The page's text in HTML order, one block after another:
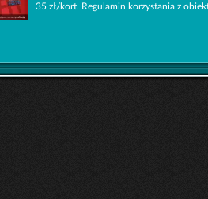
35 zł/kort. Regulamin korzystania z